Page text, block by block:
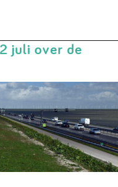
juli over de